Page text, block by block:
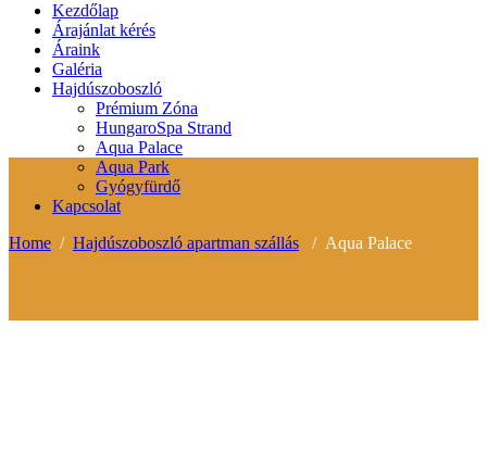
Kezdőlap
Árajánlat kérés
Áraink
Galéria
Hajdúszoboszló
Prémium Zóna
HungaroSpa Strand
Aqua Palace
Aqua Park
Gyógyfürdő
Kapcsolat
Home / Hajdúszoboszló apartman szállás / Aqua Palace